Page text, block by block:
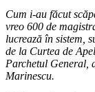
Cum i-au făcut
vreo 600 de
lucrează în sistem,
de la Curtea de
Parchetul General,
Marinescu.